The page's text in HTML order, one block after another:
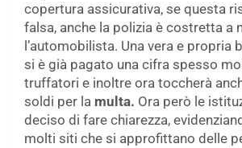
copertura assicurativa, se questa
falsa, anche la polizia è costretta a
l’automobilista. Una vera e propria
si è già pagato una cifra spesso
truffatori e inoltre ora toccherà
soldi per la multa. Ora però le
deciso di fare chiarezza,
molti siti che si approfittano delle